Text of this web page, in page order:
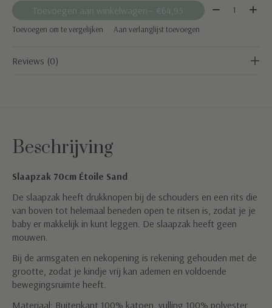
Toevoegen aan winkelwagen — €64,95 Aantal:
Toevoegen om te vergelijken Aan verlanglijst toevoegen
Reviews (0)
Beschrijving
Slaapzak 70cm Étoile Sand
De slaapzak heeft drukknopen bij de schouders en een rits die
van boven tot helemaal beneden open te ritsen is, zodat je je
baby er makkelijk in kunt leggen. De slaapzak heeft geen
mouwen.
Bij de armsgaten en nekopening is rekening gehouden met de
grootte, zodat je kindje vrij kan ademen en voldoende
bewegingsruimte heeft.
Materiaal: Buitenkant 100% katoen, vulling 100% polyester